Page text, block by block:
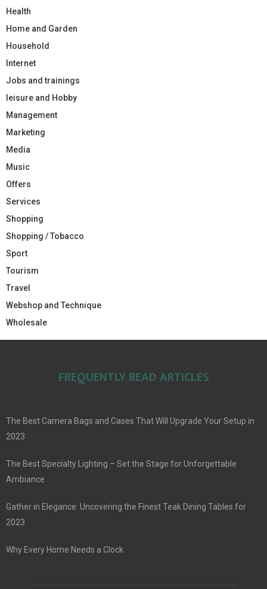
Health
Home and Garden
Household
Internet
Jobs and trainings
leisure and Hobby
Management
Marketing
Media
Music
Offers
Services
Shopping
Shopping / Tobacco
Sport
Tourism
Travel
Webshop and Technique
Wholesale
FREQUENTLY READ ARTICLES
The Best Camera Bags and Cases That Will Upgrade Your Setup in
2023
The Best Specialty Lighting – Set the Stage for Unforgettable
Ambiance
Gather in Elegance: Uncovering the Finest Teak Dining Tables for
2023
Why Every Home Needs a Clock